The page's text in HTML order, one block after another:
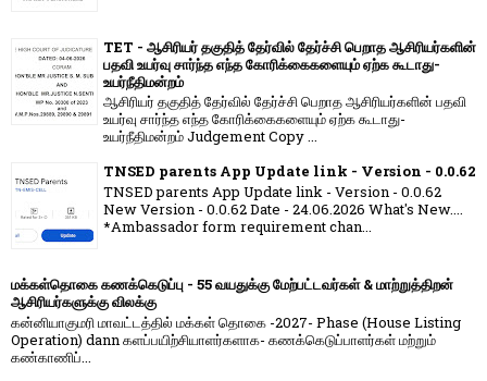
TET - ஆசிரியர் தகுதித் தேர்வில் தேர்ச்சி பெறாத ஆசிரியர்களின்
பதவி உயர்வு சார்ந்த எந்த கோரிக்கைகளையும் ஏற்க கூடாது-
உயர்நீதிமன்றம்
ஆசிரியர் தகுதித் தேர்வில் தேர்ச்சி பெறாத ஆசிரியர்களின் பதவி
உயர்வு சார்ந்த எந்த கோரிக்கைகளையும் ஏற்க கூடாது-
உயர்நீதிமன்றம் Judgement Copy ...
TNSED parents App Update link - Version - 0.0.62
TNSED parents App Update link - Version - 0.0.62
New Version - 0.0.62 Date - 24.06.2026 What's New....
*Ambassador form requirement chan...
மக்கள்தொகை கணக்கெடுப்பு - 55 வயதுக்கு மேற்பட்டவர்கள் & மாற்றுத்திறன்
ஆசிரியர்களுக்கு விலக்கு
கன்னியாகுமரி மாவட்டத்தில் மக்கள் தொகை -2027- Phase (House Listing
Operation) dann களப்பயிற்சியாளர்களாக- கணக்கெடுப்பாளர்கள் மற்றும்
கண்காணிப்...